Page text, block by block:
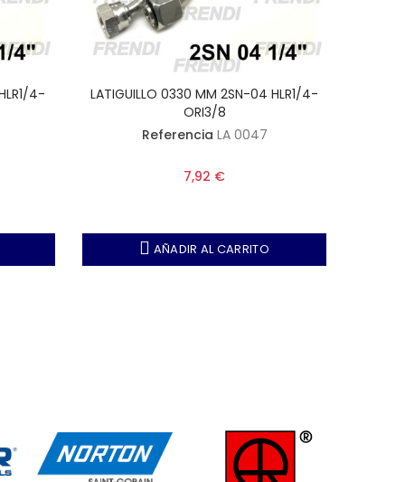
4-
LATIGUILLO 0330 MM 2SN-04 HLR1/4-
ORI3/8
Referencia LA 0047
7,92 €
AÑADIR AL CARRITO